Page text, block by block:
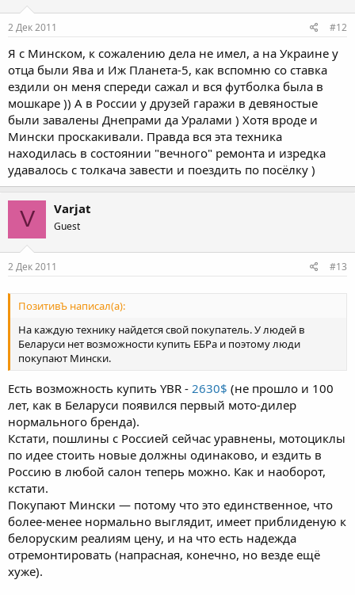
2 Дек 2011 #12
Я с Минском, к сожалению дела не имел, а на Украине у
отца были Ява и Иж Планета-5, как вспомню со ставка
ездили он меня спереди сажал и вся футболка была в
мошкаре )) А в России у друзей гаражи в девяностые
были завалены Днепрами да Уралами ) Хотя вроде и
Мински проскакивали. Правда вся эта техника
находилась в состоянии "вечного" ремонта и изредка
удавалось с толкача завести и поездить по посёлку )
V Varjat
Guest
2 Дек 2011 #13
ПозитивЪ написал(а):
На каждую технику найдется свой покупатель. У людей в
Беларуси нет возможности купить ЕБРа и поэтому люди
покупают Мински.
Есть возможность купить YBR - 2630$ (не прошло и 100
лет, как в Беларуси появился первый мото-дилер
нормального бренда).
Кстати, пошлины с Россией сейчас уравнены, мотоциклы
по идее стоить новые должны одинаково, и ездить в
Россию в любой салон теперь можно. Как и наоборот,
кстати.
Покупают Мински — потому что это единственное, что
более-менее нормально выглядит, имеет приблиденую к
белоруским реалиям цену, и на что есть надежда
отремонтировать (напрасная, конечно, но везде ещё
хуже).